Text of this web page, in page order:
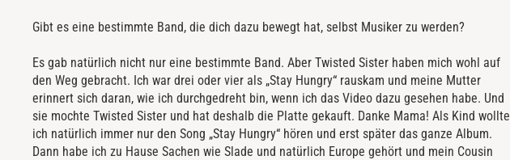
Gibt es eine bestimmte Band, die dich dazu bewegt hat, selbst Musiker zu werden?
Es gab natürlich nicht nur eine bestimmte Band. Aber Twisted Sister haben mich wohl auf
den Weg gebracht. Ich war drei oder vier als „Stay Hungry“ rauskam und meine Mutter
erinnert sich daran, wie ich durchgedreht bin, wenn ich das Video dazu gesehen habe. Und
sie mochte Twisted Sister und hat deshalb die Platte gekauft. Danke Mama! Als Kind wollte
ich natürlich immer nur den Song „Stay Hungry“ hören und erst später das ganze Album.
Dann habe ich zu Hause Sachen wie Slade und natürlich Europe gehört und mein Cousin